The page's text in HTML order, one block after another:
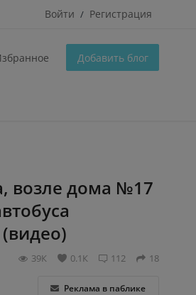
Войти / Регистрация
Добавить блог
возле дома №17
18
112
0.1К
39К
Реклама в паблике